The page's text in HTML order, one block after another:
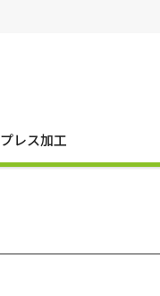
プレス加工